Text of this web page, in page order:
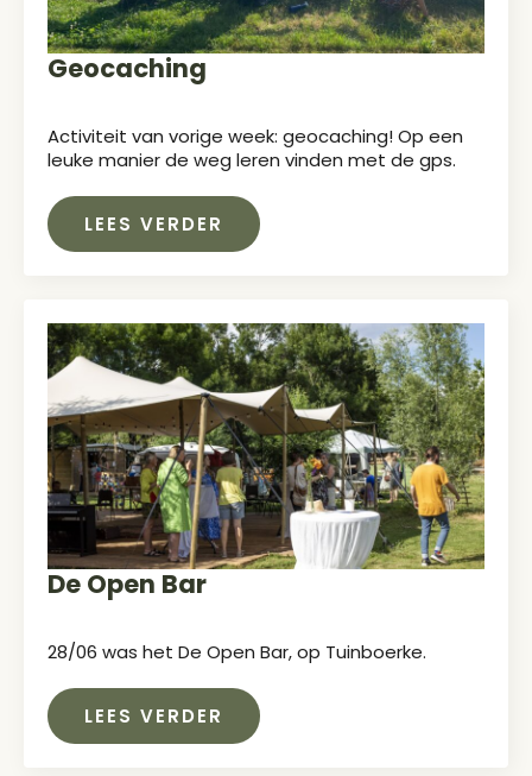
Geocaching
Activiteit van vorige week: geocaching! Op een
leuke manier de weg leren vinden met de gps.
LEES VERDER
De Open Bar
28/06 was het De Open Bar, op Tuinboerke.
LEES VERDER